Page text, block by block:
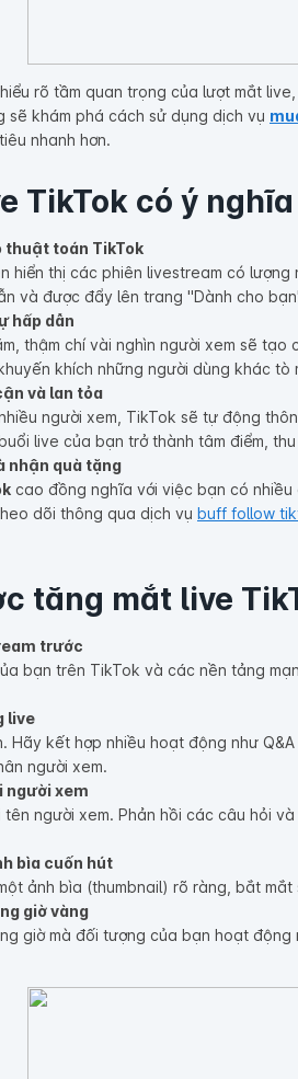
rõ tầm quan trọng của lượt mắt
sẽ khám phá cách sử dụng dịch vụ
nhanh hơn.
TikTok có ý
thuật toán TikTok
hiển thị các phiên livestream có
và được đẩy lên trang "Dành cho
hấp dẫn
thậm chí vài nghìn người xem sẽ
khích những người dùng khác
và lan tỏa
người xem, TikTok sẽ tự động
live của bạn trở thành tâm điểm,
nhận quà tặng
cao đồng nghĩa với việc bạn có
dõi thông qua dịch vụ buff follow
tăng mắt live
trước
bạn trên TikTok và các nền tảng
live
Hãy kết hợp nhiều hoạt động như
người xem.
người xem
người xem. Phản hồi các câu hỏi
bìa cuốn hút
ảnh bìa (thumbnail) rõ ràng, bắt
giờ vàng
giờ mà đối tượng của bạn hoạt